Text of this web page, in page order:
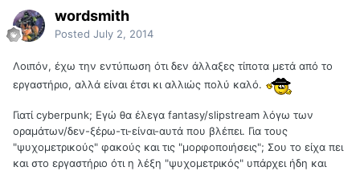
wordsmith
Posted July 2, 2014
Λοιπόν, έχω την εντύπωση ότι δεν άλλαξες τίποτα μετά από το
εργαστήριο, αλλά είναι έτσι κι αλλιώς πολύ καλό.
Γιατί cyberpunk; Εγώ θα έλεγα fantasy/slipstream λόγω των
οραμάτων/δεν-ξέρω-τι-είναι-αυτά που βλέπει. Για τους
"ψυχομετρικούς" φακούς και τις "μορφοποιήσεις"; Σου το είχα πει
και στο εργαστήριο ότι η λέξη "ψυχομετρικός" υπάρχει ήδη και